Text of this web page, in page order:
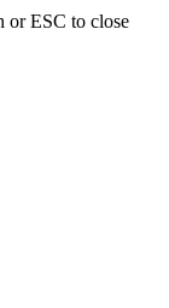
or ESC to close